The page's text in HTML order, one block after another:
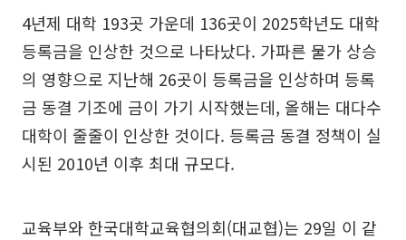
4년제 대학 193곳 가운데 136곳이 2025학년도 대학
등록금을 인상한 것으로 나타났다. 가파른 물가 상승
의 영향으로 지난해 26곳이 등록금을 인상하며 등록
금 동결 기조에 금이 가기 시작했는데, 올해는 대다수
대학이 줄줄이 인상한 것이다. 등록금 동결 정책이 실
시된 2010년 이후 최대 규모다.
교육부와 한국대학교육협의회(대교협)는 29일 이 같